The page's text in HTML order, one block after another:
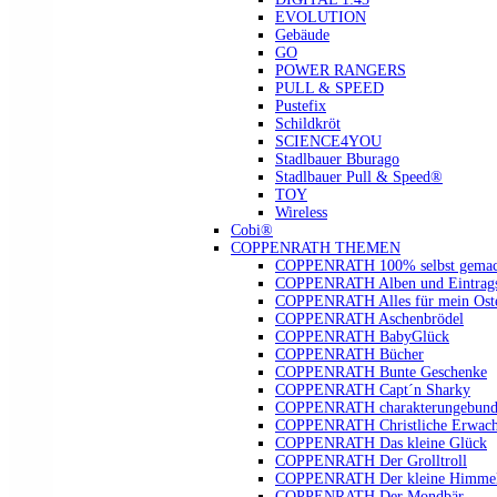
EVOLUTION
Gebäude
GO
POWER RANGERS
PULL & SPEED
Pustefix
Schildkröt
SCIENCE4YOU
Stadlbauer Bburago
Stadlbauer Pull & Speed®
TOY
Wireless
Cobi®
COPPENRATH THEMEN
COPPENRATH 100% selbst
COPPENRATH Alben und
COPPENRATH Alles für mein
COPPENRATH Aschenbrödel
COPPENRATH BabyGlück
COPPENRATH Bücher
COPPENRATH Bunte Geschenke
COPPENRATH Capt´n Sharky
COPPENRATH
COPPENRATH Christliche
COPPENRATH Das kleine Glück
COPPENRATH Der Grolltroll
COPPENRATH Der kleine